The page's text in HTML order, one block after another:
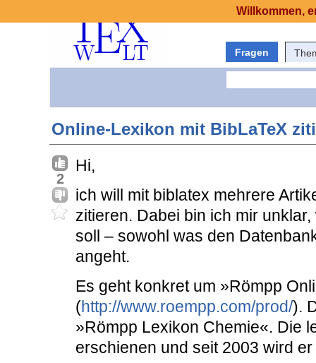
Fragen
Online-Lexikon mit BibLaTeX
2
Hi,
ich will mit biblatex mehrere
zitieren. Dabei bin ich mir
soll – sowohl was den
angeht.
Es geht konkret um »Römpp
(http://www.roempp.com/prod/).
»Römpp Lexikon Chemie«. Die
erschienen und seit 2003 wird
Willkommen,